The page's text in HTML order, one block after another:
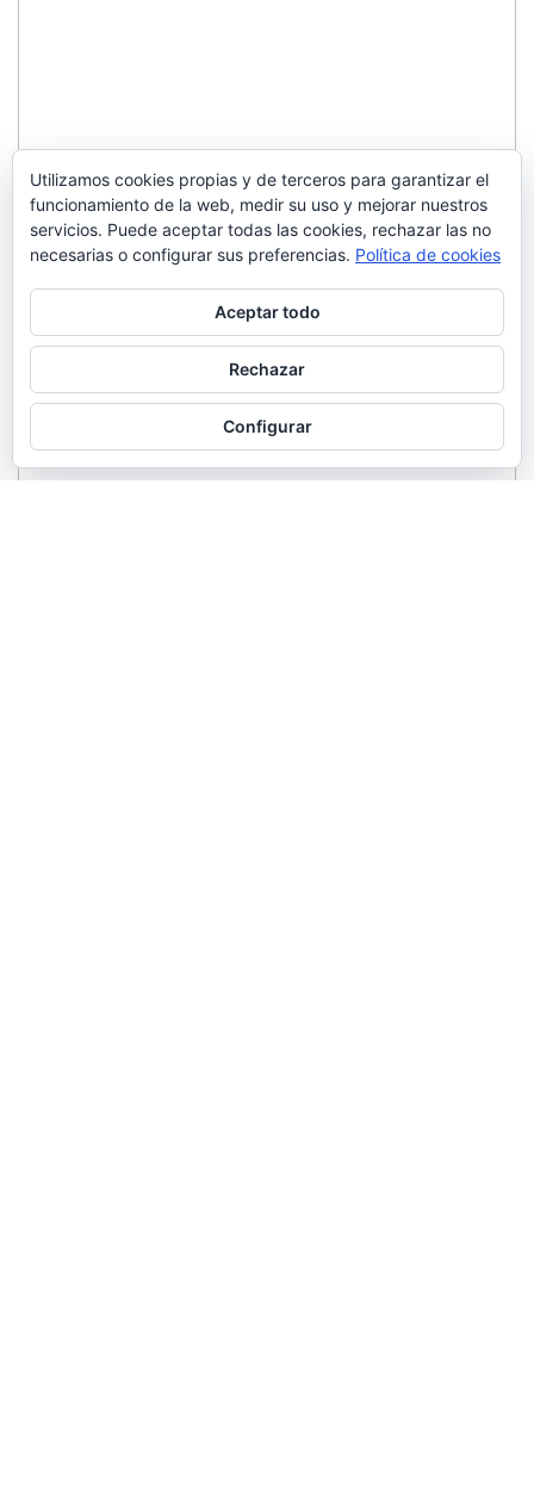
Utilizamos cookies propias y de terceros para garantizar el
funcionamiento de la web, medir su uso y mejorar nuestros
servicios. Puede aceptar todas las cookies, rechazar las no
necesarias o configurar sus preferencias. Política de cookies
Aceptar todo
Rechazar
Configurar